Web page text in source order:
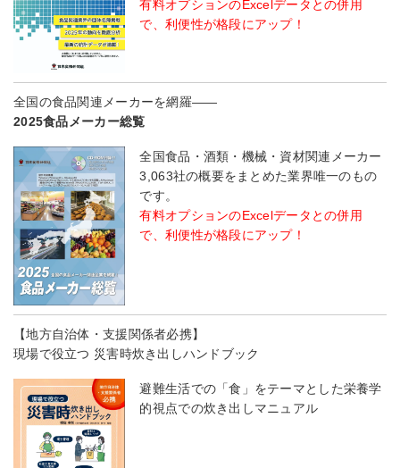
有料オプションのExcelデータとの併用
で、利便性が格段にアップ！
全国の食品関連メーカーを網羅――
2025食品メーカー総覧
全国食品・酒類・機械・資材関連メーカー
3,063社の概要をまとめた業界唯一のもの
です。
有料オプションのExcelデータとの併用
で、利便性が格段にアップ！
【地方自治体・支援関係者必携】
現場で役立つ 災害時炊き出しハンドブック
避難生活での「食」をテーマとした栄養学
的視点での炊き出しマニュアル